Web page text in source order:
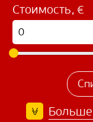
Стоимость, €